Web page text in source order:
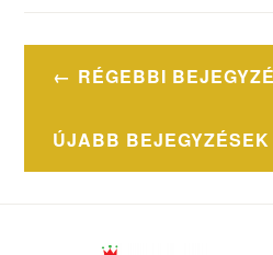
Bejegyzés
RÉGEBBI
ÚJABB BEJEGYZÉSEK